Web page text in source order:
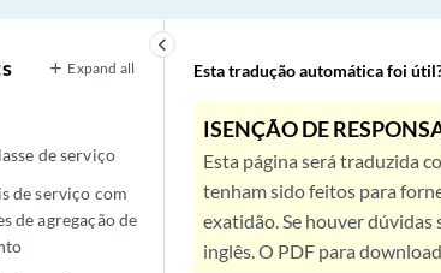
keyboard_arrow_left
Expand all
de serviço
de serviço com
de agregação de
Esta tradução automática foi
ISENÇÃO DE
Esta página será traduzida
tenham sido feitos para
exatidão. Se houver
inglês. O PDF para